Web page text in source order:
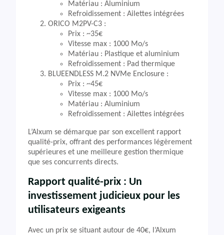
Matériau : Aluminium
Refroidissement : Ailettes intégrées
ORICO M2PV-C3 :
Prix : ~35€
Vitesse max : 1000 Mo/s
Matériau : Plastique et aluminium
Refroidissement : Pad thermique
BLUEENDLESS M.2 NVMe Enclosure :
Prix : ~45€
Vitesse max : 1000 Mo/s
Matériau : Aluminium
Refroidissement : Ailettes intégrées
L’Alxum se démarque par son excellent rapport
qualité-prix, offrant des performances légèrement
supérieures et une meilleure gestion thermique
que ses concurrents directs.
Rapport qualité-prix : Un
investissement judicieux pour les
utilisateurs exigeants
Avec un prix se situant autour de 40€, l’Alxum